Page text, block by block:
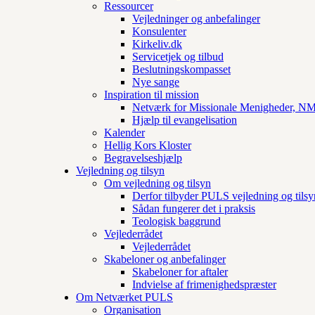
Ressourcer
Vejledninger og anbefalinger
Konsulenter
Kirkeliv.dk
Servicetjek og tilbud
Beslutningskompasset
Nye sange
Inspiration til mission
Netværk for Missionale Menigheder,
Hjælp til evangelisation
Kalender
Hellig Kors Kloster
Begravelseshjælp
Vejledning og tilsyn
Om vejledning og tilsyn
Derfor tilbyder PULS vejledning og
Sådan fungerer det i praksis
Teologisk baggrund
Vejlederrådet
Vejlederrådet
Skabeloner og anbefalinger
Skabeloner for aftaler
Indvielse af frimenighedspræster
Om Netværket PULS
Organisation